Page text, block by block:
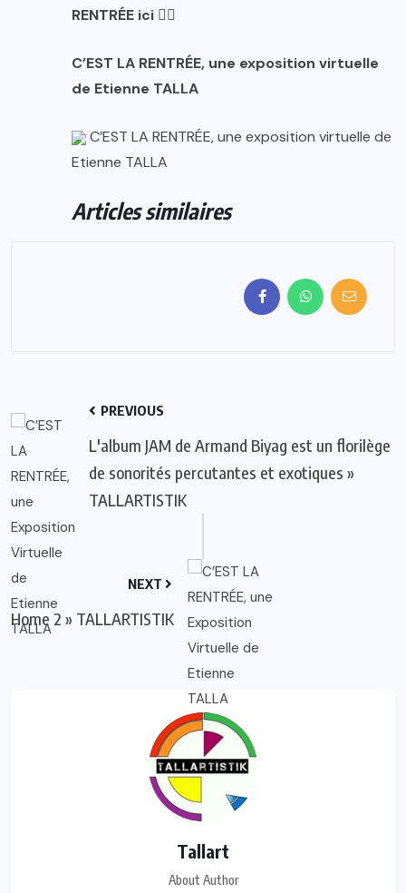
RENTRÉE ici 👇🏿
C’EST LA RENTRÉE, une exposition virtuelle
de Etienne TALLA
C’EST LA RENTRÉE, une exposition virtuelle de
Etienne TALLA
Articles similaires
PREVIOUS
L'album JAM de Armand Biyag est un florilège
de sonorités percutantes et exotiques »
TALLARTISTIK
NEXT
Home 2 » TALLARTISTIK
Tallart
About Author